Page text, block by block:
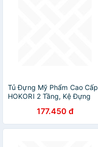
Tủ Đựng Mỹ Phẩm Cao Cấp
HOKORI 2 Tầng, Kệ Đựng
Nhiều Ngăn - Hàng Việt
Nam
177.450 đ